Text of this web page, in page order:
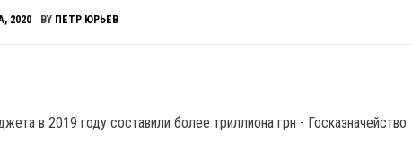
2020 BY ПЕТР ЮРЬЕВ